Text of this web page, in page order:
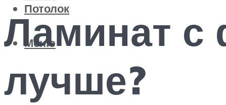
Потолок
Меню
Ламинат с
лучше?